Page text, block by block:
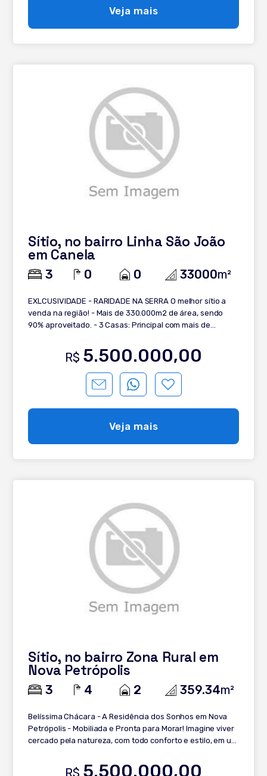
propriedade possui um gerador novo de 30 kVA que tem
capacidade, com folga, de abastecer toda a propriedade
em caso de necessidade, de forma automática!
Veja mais
Sítio, no bairro Linha São João
em Canela
3 0 0 33000m²
EXLCUSIVIDADE - RARIDADE NA SERRA O melhor sítio a
venda na região! - Mais de 330.000m2 de área, sendo
90% aproveitado. - 3 Casas: Principal com mais de
decorada. Segunda, casa histórica com mais de 50 anos,
em alvenaria IMPECÁVEL com padrão de luxo da época.
Terceira, uma casa de visitas, mobiliada e equipada. -
Mais de 12 hectares de Eucalipto plantado a ponto de
corte. - ?Casa de caseiro - ?3 galpões com maquinarios
completos para manutenção do sítio ( tratores,
cortadores de gramada, tobata, etc ) - ?Espaço cercaro
para criação de ovelhas. - ?Poço com água mineral (
podendo criar um negócio) - ?Pomar de árvores
R$ 5.500.000,00
Veja mais
Sítio, no bairro Zona Rural em
Nova Petrópolis
3 4 2 359.34m²
Belíssima Chácara - A Residência dos Sonhos em Nova
Petrópolis - Mobiliada e Pronta para Morar! Imagine viver
cercado pela natureza, com todo conforto e estilo, em um
R$ 5.500.000,00